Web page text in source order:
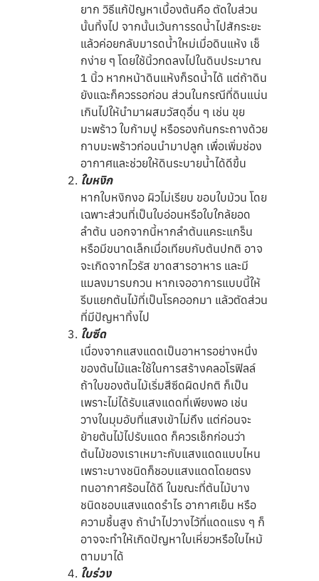
ยาก วิธีแก้ปัญหาเบื้องต้นคือ ตัดใบส่วน
นั้นทิ้งไป จากนั้นเว้นการรดน้ำไปสักระยะ
แล้วค่อยกลับมารดน้ำใหม่เมื่อดินแห้ง เช็
กง่าย ๆ โดยใช้นิ้วกดลงไปในดินประมาณ
1 นิ้ว หากหน้าดินแห้งก็รดน้ำได้ แต่ถ้าดิน
ยังแฉะก็ควรรอก่อน ส่วนในกรณีที่ดินแน่น
เกินไปให้นำมาผสมวัสดุอื่น ๆ เช่น ขุย
มะพร้าว ใบก้ามปู หรือรองก้นกระถางด้วย
กาบมะพร้าวก่อนนำมาปลูก เพื่อเพิ่มช่อง
อากาศและช่วยให้ดินระบายน้ำได้ดีขึ้น
ใบหงิก
หากใบหงิกงอ ผิวไม่เรียบ ขอบใบม้วน โดย
เฉพาะส่วนที่เป็นใบอ่อนหรือใบใกล้ยอด
ลำต้น นอกจากนี้หากลำต้นแคระแกร็น
หรือมีขนาดเล็กเมื่อเทียบกับต้นปกติ อาจ
จะเกิดจากไวรัส ขาดสารอาหาร และมี
แมลงมารบกวน หากเจออาการแบบนี้ให้
รีบแยกต้นไม้ที่เป็นโรคออกมา แล้วตัดส่วน
ที่มีปัญหาทิ้งไป
ใบซีด
เนื่องจากแสงแดดเป็นอาหารอย่างหนึ่ง
ของต้นไม้และใช้ในการสร้างคลอโรฟิลล์
ถ้าใบของต้นไม้เริ่มสีซีดผิดปกติ ก็เป็น
เพราะไม่ได้รับแสงแดดที่เพียงพอ เช่น
วางในมุมอับที่แสงเข้าไม่ถึง แต่ก่อนจะ
ย้ายต้นไม้ไปรับแดด ก็ควรเช็กก่อนว่า
ต้นไม้ของเราเหมาะกับแสงแดดแบบไหน
เพราะบางชนิดก็ชอบแสงแดดโดยตรง
ทนอากาศร้อนได้ดี ในขณะที่ต้นไม้บาง
ชนิดชอบแสงแดดรำไร อากาศเย็น หรือ
ความชื้นสูง ถ้านำไปวางไว้ที่แดดแรง ๆ ก็
อาจจะทำให้เกิดปัญหาใบเหี่ยวหรือใบไหม้
ตามมาได้
ใบร่วง